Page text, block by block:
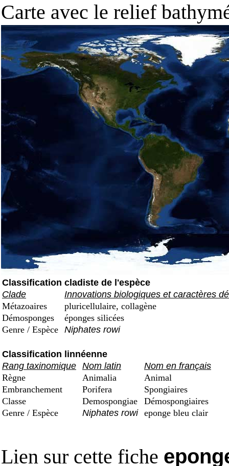
Carte avec le relief
Classification cladiste de l'espèce
Clade
Innovations biologiques et caractères
Métazoaires
pluricellulaire, collagène
Démosponges
éponges silicées
Genre / Espèce Niphates rowi
Classification linnéenne
Rang taxinomique Nom latin
Nom en français
Règne
Animalia
Animal
Embranchement
Porifera
Spongiaires
Classe
Demospongiae
Démospongiaires
Genre / Espèce
Niphates rowi eponge bleu clair
Lien sur cette fiche